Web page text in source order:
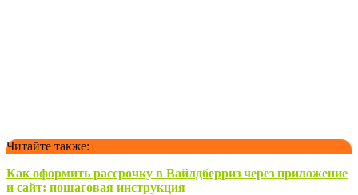
Читайте также:
Как оформить рассрочку в Вайлдберриз через приложение
и сайт: пошаговая инструкция